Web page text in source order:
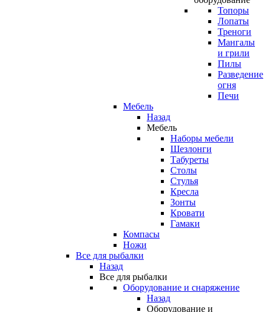
Топоры
Лопаты
Треноги
Мангалы
и грили
Пилы
Разведение
огня
Печи
Мебель
Назад
Мебель
Наборы мебели
Шезлонги
Табуреты
Столы
Стулья
Кресла
Зонты
Кровати
Гамаки
Компасы
Ножи
Все для рыбалки
Назад
Все для рыбалки
Оборудование и снаряжение
Назад
Оборудование и